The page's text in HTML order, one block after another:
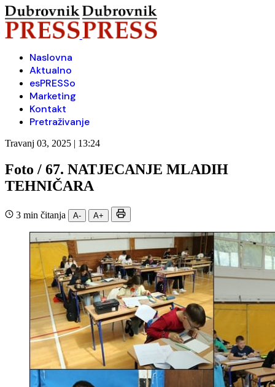
Naslovna
Aktualno
esPRESSo
Marketing
Kontakt
Pretraživanje
Travanj 03, 2025 | 13:24
Foto / 67. NATJECANJE MLADIH
TEHNIČARA
3 min čitanja A- A+